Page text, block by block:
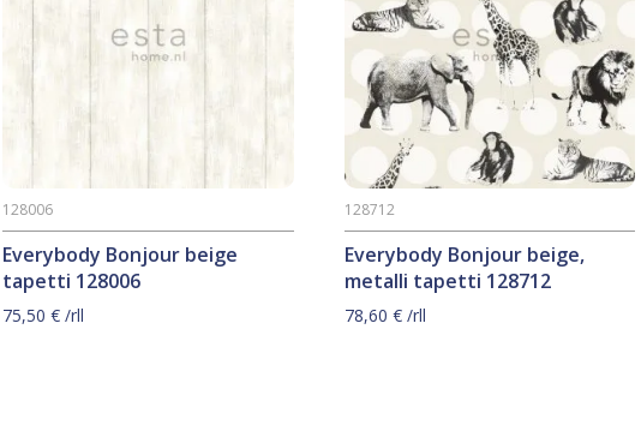
Everybody Bonjour beige
tapetti 128006
128006
75,50€ /rll
Everybody Bonjour beige,
metalli tapetti 128712
128712
78,60 €/rll